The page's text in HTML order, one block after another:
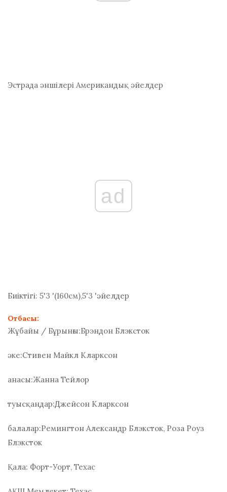
Эстрада әншілері Американдық әйелдер
ad
Биіктігі: 5'3 '(160см),5'3 'әйелдер
Отбасы:
Жұбайы / Бұрынғы:Брэндон Блэксток
әке:Стивен Майкл Кларксон
анасы:Жанна Тейлор
туысқандар:Джейсон Кларксон
балалар:Ремингтон Александр Блэксток, Роза Роуз
Блэксток
Қала: Форт-Уорт, Техас